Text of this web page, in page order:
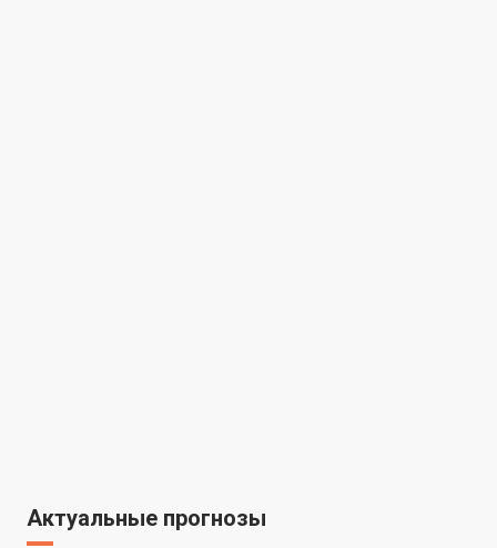
Актуальные прогнозы